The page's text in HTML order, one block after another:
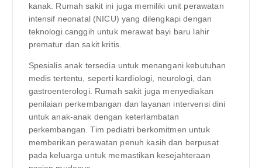
kanak. Rumah sakit ini juga memiliki unit perawatan
intensif neonatal (NICU) yang dilengkapi dengan
teknologi canggih untuk merawat bayi baru lahir
prematur dan sakit kritis.
Spesialis anak tersedia untuk menangani kebutuhan
medis tertentu, seperti kardiologi, neurologi, dan
gastroenterologi. Rumah sakit juga menyediakan
penilaian perkembangan dan layanan intervensi dini
untuk anak-anak dengan keterlambatan
perkembangan. Tim pediatri berkomitmen untuk
memberikan perawatan penuh kasih dan berpusat
pada keluarga untuk memastikan kesejahteraan